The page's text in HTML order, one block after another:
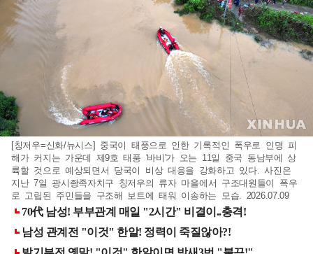
[칭저우=신화/뉴시스] 중국이 태풍으로 인한 기록적인 폭우로 인명 피
해가 커지는 가운데 제9호 태풍 '바비'가 오는 11일 중국 동남부에 상
륙할 것으로 예상되면서 당국이 비상 대응을 강화하고 있다. 사진은
지난 7일 광시좡족자치구 칭저우의 류자 마을에서 구조대원들이 폭우
로 고립된 주민들을 구조해 보트에 태워 이송하는 모습. 2026.07.09